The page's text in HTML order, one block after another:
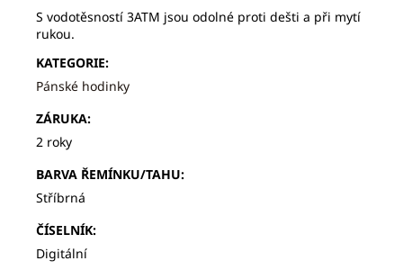
S vodotěsností 3ATM jsou odolné proti dešti a při mytí
rukou.
KATEGORIE:
Pánské hodinky
ZÁRUKA:
2 roky
BARVA ŘEMÍNKU/TAHU:
Stříbrná
ČÍSELNÍK:
Digitální